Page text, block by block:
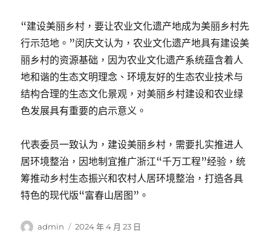
“建设美丽乡村，要让农业文化遗产地成为美丽乡村先
行示范地。”闵庆文认为，农业文化遗产地具有建设美
丽乡村的资源基础，因为农业文化遗产系统蕴含着人
地和谐的生态文明理念、环境友好的生态农业技术与
结构合理的生态文化景观，对美丽乡村建设和农业绿
色发展具有重要的启示意义。
代表委员一致认为，建设美丽乡村，需要扎实推进人
居环境整治，因地制宜推广浙江“千万工程”经验，统
筹推动乡村生态振兴和农村人居环境整治，打造各具
特色的现代版“富春山居图”。
作
admin
發
2024 年 4 月 23 日